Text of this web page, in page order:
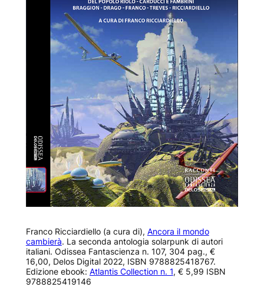
Franco Ricciardiello (a cura di), Ancora il mondo
cambierà. La seconda antologia solarpunk di autori
italiani. Odissea Fantascienza n. 107, 304 pag., €
16,00, Delos Digital 2022, ISBN 9788825418767.
Edizione ebook: Atlantis Collection n. 1, € 5,99 ISBN
9788825419146